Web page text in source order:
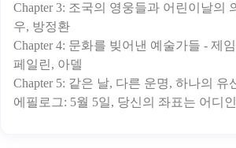
Chapter 3: 조국의 영웅들과 어린이날의
우, 방정환
Chapter 4: 문화를 빚어낸 예술가들 - 제
페일린, 아델
Chapter 5: 같은 날, 다른 운명, 하나의 유